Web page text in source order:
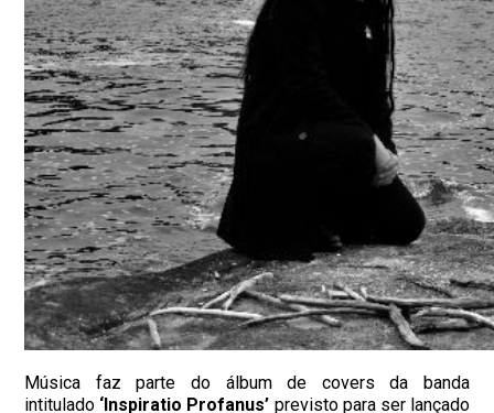
Música faz parte do álbum de covers da banda
intitulado ‘Inspiratio Profanus’ previsto para ser lançado